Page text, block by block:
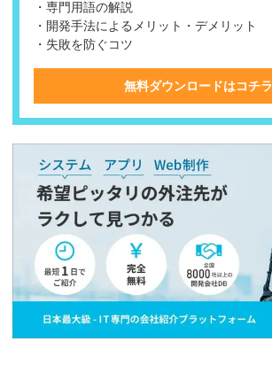
・専門用語の解説
・開発手法によるメリット・デメリット
・失敗を防ぐコツ
無料ダウンロードはコチラ